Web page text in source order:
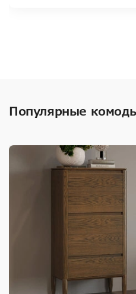
Популярные